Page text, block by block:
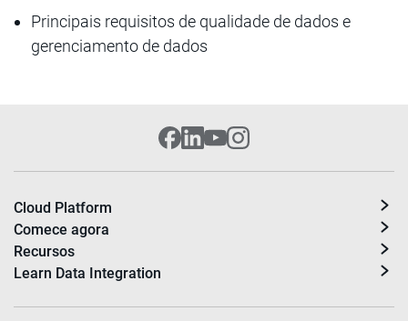
Principais requisitos de qualidade de dados e
gerenciamento de dados
Cloud Platform
Comece agora
Recursos
Learn Data Integration